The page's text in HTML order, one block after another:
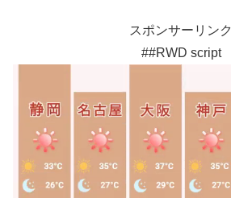
スポンサーリンク
##RWD script